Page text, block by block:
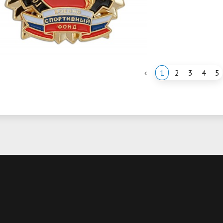
‹ 1 2 3 4 5